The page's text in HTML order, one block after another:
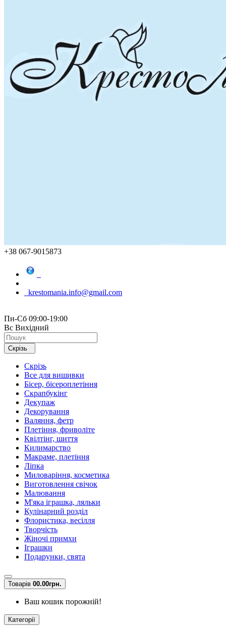
+38 067-9015873
krestomania.info@gmail.com
Пн-Сб 09:00-19:00
Вс Вихідний
Скрізь
Скрізь
Все для вишивки
Бісер, бісероплетіння
Скрапбукінг
Декупаж
Декорування
Валяння, фетр
Плетіння, фриволіте
Квілтінг, шиття
Килимарство
Макраме, плетіння
Ліпка
Миловаріння, косметика
Виготовлення свічок
Малювання
М'яка іграшка, ляльки
Кулінарний розділ
Флористика, весілля
Творчість
Жіночі примхи
Іграшки
Подарунки, свята
Товарів 00.00грн.
Ваш кошик порожній!
Категорії